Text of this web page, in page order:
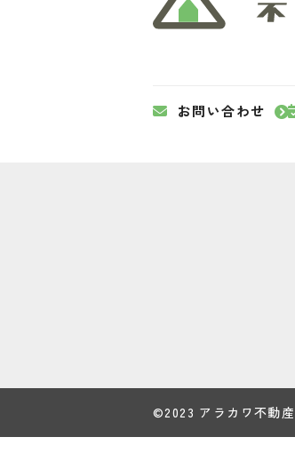
お問い合わせ
©2023 アラカワ不動産